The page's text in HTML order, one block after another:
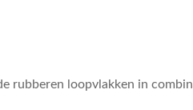
rubberen loopvlakken in